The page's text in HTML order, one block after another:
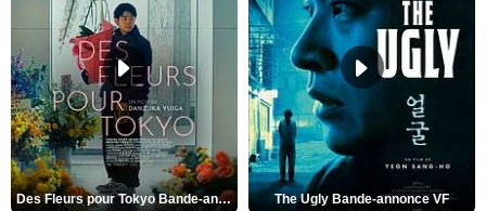
Des Fleurs pour Tokyo Bande-annonce VO STFR The Ugly Bande-annonce VF